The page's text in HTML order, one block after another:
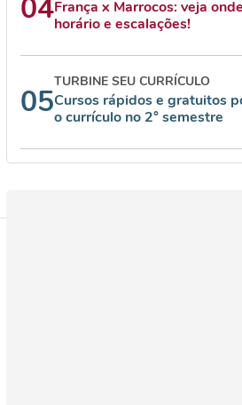
04França x Marrocos: veja
horário e escalações!
05
TURBINE SEU CURRÍCULO
Cursos rápidos e gratuitos
o currículo no 2° semestre